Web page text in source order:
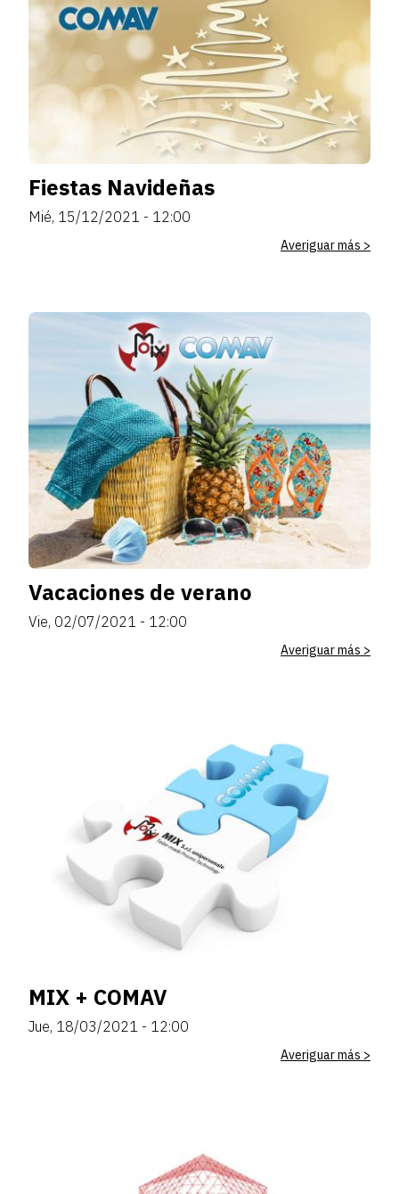
Fiestas Navideñas
Mié, 15/12/2021 - 12:00
Averiguar más >
Vacaciones de verano
Vie, 02/07/2021 - 12:00
Averiguar más >
MIX + COMAV
Jue, 18/03/2021 - 12:00
Averiguar más >